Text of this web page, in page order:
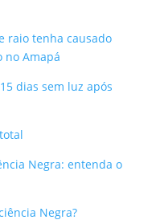
raio tenha causado
no Amapá
dias sem luz após
Negra: entenda o
Negra?